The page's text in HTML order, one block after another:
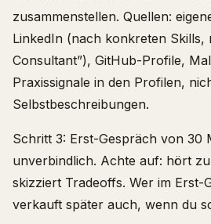
zusammenstellen. Quellen:
LinkedIn (nach konkreten Skills,
Consultant”), GitHub-Profile,
Praxissignale in den Profilen,
Selbstbeschreibungen.
Schritt 3: Erst-Gespräch von 30
unverbindlich. Achte auf: hört
skizziert Tradeoffs. Wer im Erst-
verkauft später auch, wenn du